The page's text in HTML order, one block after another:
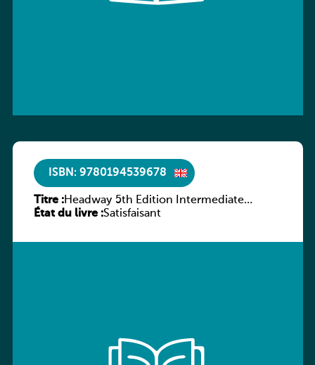
ISBN: 9780194539678
Titre :Headway 5th Edition Intermediate
Workbook without key
État du livre :Satisfaisant